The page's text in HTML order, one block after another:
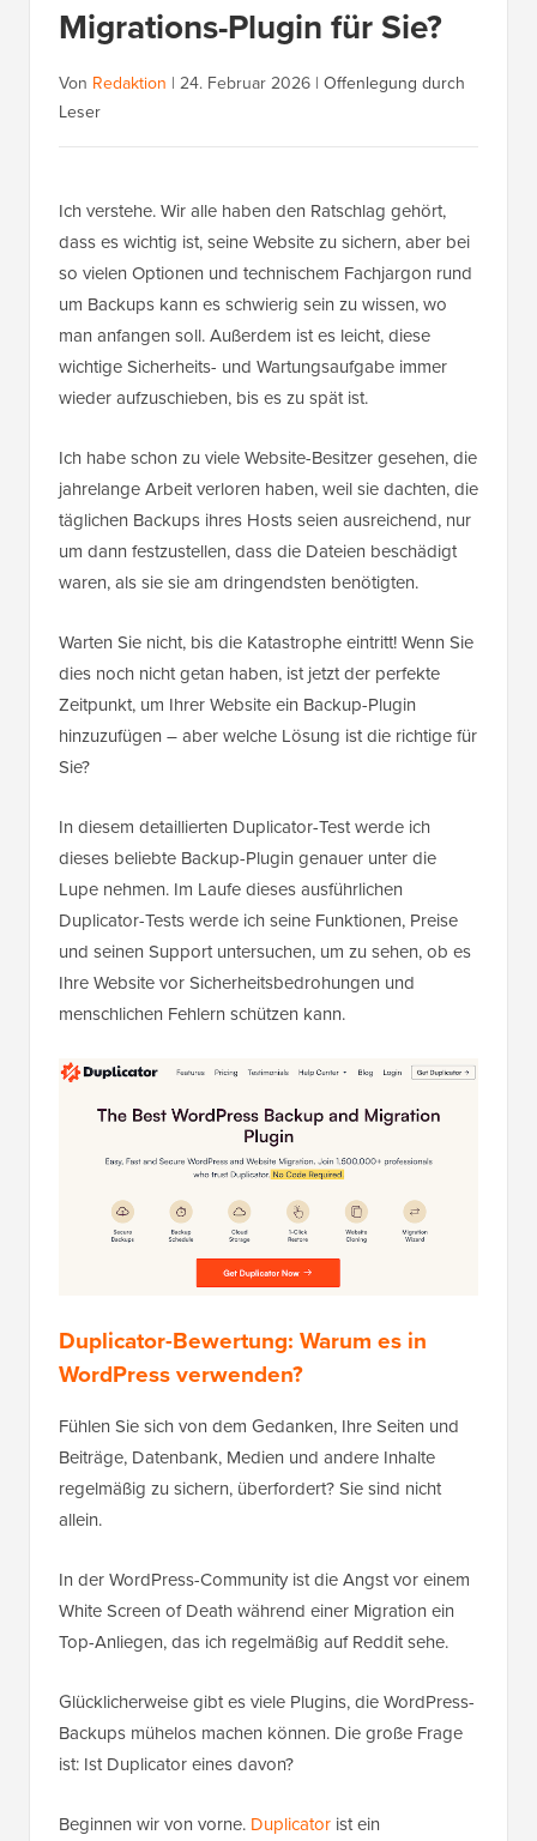
Migrations-Plugin für Sie?
Von Redaktion | 24. Februar 2026 | Offenlegung durch
Leser
Ich verstehe. Wir alle haben den Ratschlag gehört,
dass es wichtig ist, seine Website zu sichern, aber bei
so vielen Optionen und technischem Fachjargon rund
um Backups kann es schwierig sein zu wissen, wo
man anfangen soll. Außerdem ist es leicht, diese
wichtige Sicherheits- und Wartungsaufgabe immer
wieder aufzuschieben, bis es zu spät ist.
Ich habe schon zu viele Website-Besitzer gesehen, die
jahrelange Arbeit verloren haben, weil sie dachten, die
täglichen Backups ihres Hosts seien ausreichend, nur
um dann festzustellen, dass die Dateien beschädigt
waren, als sie sie am dringendsten benötigten.
Warten Sie nicht, bis die Katastrophe eintritt! Wenn Sie
dies noch nicht getan haben, ist jetzt der perfekte
Zeitpunkt, um Ihrer Website ein Backup-Plugin
hinzuzufügen – aber welche Lösung ist die richtige für
Sie?
In diesem detaillierten Duplicator-Test werde ich
dieses beliebte Backup-Plugin genauer unter die
Lupe nehmen. Im Laufe dieses ausführlichen
Duplicator-Tests werde ich seine Funktionen, Preise
und seinen Support untersuchen, um zu sehen, ob es
Ihre Website vor Sicherheitsbedrohungen und
menschlichen Fehlern schützen kann.
Duplicator-Bewertung: Warum es in
WordPress verwenden?
Fühlen Sie sich von dem Gedanken, Ihre Seiten und
Beiträge, Datenbank, Medien und andere Inhalte
regelmäßig zu sichern, überfordert? Sie sind nicht
allein.
In der WordPress-Community ist die Angst vor einem
White Screen of Death während einer Migration ein
Top-Anliegen, das ich regelmäßig auf Reddit sehe.
Glücklicherweise gibt es viele Plugins, die WordPress-
Backups mühelos machen können. Die große Frage
ist: Ist Duplicator eines davon?
Beginnen wir von vorne. Duplicator ist ein